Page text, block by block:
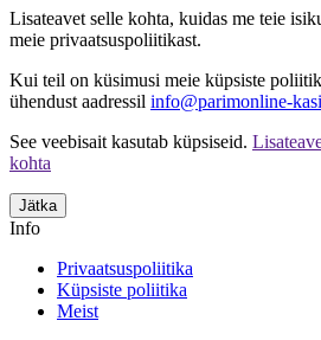
Lisateavet selle kohta, kuidas me teie
meie privaatsuspoliitikast.
Kui teil on küsimusi meie küpsiste
ühendust aadressil info@parimonline-
See veebisait kasutab küpsiseid.
kohta
Jätka
Info
Privaatsuspoliitika
Küpsiste poliitika
Meist